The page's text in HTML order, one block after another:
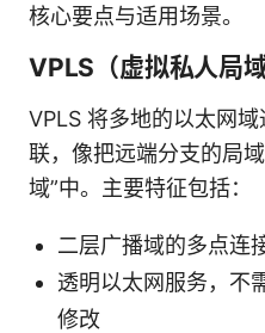
核心要点与适用场景。
VPLS（虚拟私人局域
VPLS 将多地的以太网
联，像把远端分支的局
域”中。主要特征包括：
二层广播域的多点连
透明以太网服务，不
修改